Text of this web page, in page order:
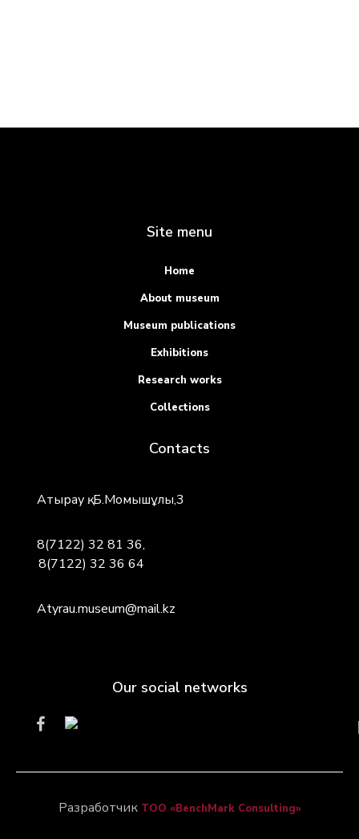
Site menu
Home
About museum
Museum publications
Exhibitions
Research works
Collections
Contacts
Атырау қ. Б.Момышұлы,3
8(7122) 32 81 36,
8(7122) 32 36 64
Atyrau.museum@mail.kz
Our social networks
Разработчик ТОО «BenchMark Consulting»